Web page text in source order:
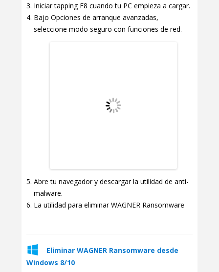
Iniciar tapping F8 cuando tu PC empieza a cargar.
Bajo Opciones de arranque avanzadas,
seleccione modo seguro con funciones de red.
Abre tu navegador y descargar la utilidad de anti-
malware.
La utilidad para eliminar WAGNER Ransomware
Eliminar WAGNER Ransomware desde
Windows 8/10